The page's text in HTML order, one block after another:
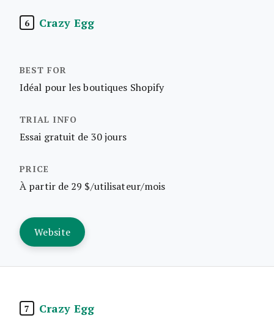
6 Crazy Egg
Idéal pour les boutiques Shopify
Essai gratuit de 30 jours
À partir de 29 $/utilisateur/mois
Website
7 Crazy Egg